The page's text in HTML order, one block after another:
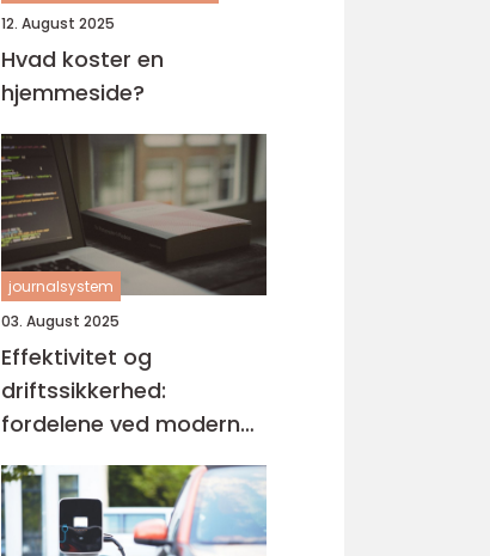
12. August 2025
Hvad koster en
hjemmeside?
journalsystem
03. August 2025
Effektivitet og
driftssikkerhed:
fordelene ved moderne
journalsystemer